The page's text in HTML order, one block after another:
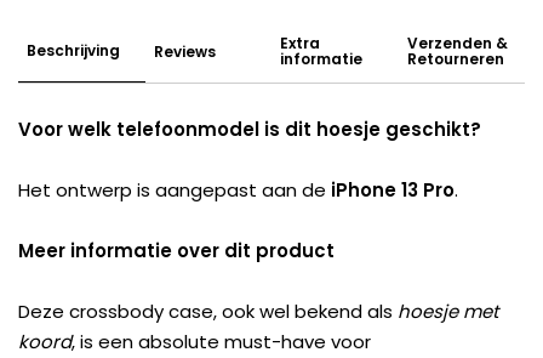
Beschrijving Reviews Extra
informatie
Verzenden &
Retourneren
Voor welk telefoonmodel is dit hoesje geschikt?
Het ontwerp is aangepast aan de iPhone 13 Pro.
Meer informatie over dit product
Deze crossbody case, ook wel bekend als hoesje met
koord, is een absolute must-have voor